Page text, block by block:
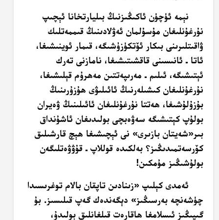
نېمە ئۈچۈن ئاكىڭىزنىڭ بىليارتخانا ئېچىپ
نۇرغۇنلىغان مۇسۇلمان ئەۋلادىنىڭ قىممەتلىك
ۋاقىتلىرىنى بىكار ئۆتكۈزۈشىگە، قىمار ئوينىشىغا،
ئاتا ـ ئانىسىنى قاقشىتىشىغا، نامازنى تەرك
ئېتىشىگە، ئىلىم ـ مەرىپەتتىن مەھرۇم قېلىشىغا،
نۇرغۇنلىغان كىشىلەرنىڭ ئائىلىۋى ھۇزۇرىنىڭ
بۇزۇلۇشىغا، ھەتتا نۇرغۇنلىغان ئائىلىنىڭ ۋەيران
بولۇپ كېتىشىگە سەۋەبچى بولىدىغان ئاشۇنداق
بىر«شەيتان بازىرى» نى ئېچىشىغا ھېچ قارشىلىق
كۆرسەتمىدىڭىز؟ بەلكىدە قوللاپ ـ قۇۋۋەتلىگەن
بولۇشىڭىز مۇمكىن!
ئەمدى كېلىپ «زىنادىن تاپقان بالام توغرىسىدا
چۈشەنچە بەرسىڭىز» دېگەندەك گەپ قىلىسىز. بۇ
گىپىڭىز ئىسلامغا ھاقارەت قىلغانلىق بولىدۇ،